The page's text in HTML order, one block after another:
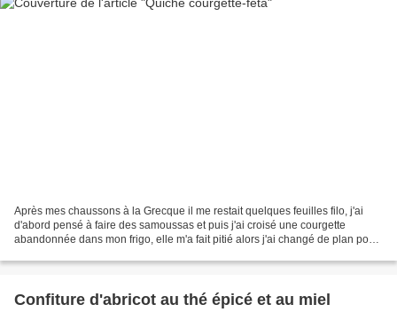
Après mes chaussons à la Grecque il me restait quelques feuilles filo, j'ai
d'abord pensé à faire des samoussas et puis j'ai croisé une courgette
abandonnée dans mon frigo, elle m'a fait pitié alors j'ai changé de plan pour
Confiture d'abricot au thé épicé et au miel